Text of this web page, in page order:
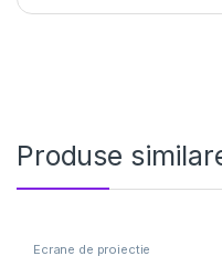
Produse
Ecrane de proiectie